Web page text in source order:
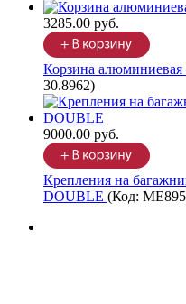
3285.00 руб.
Корзина
30.8962)
9000.00 руб.
Крепления на
DOUBLE (Код: